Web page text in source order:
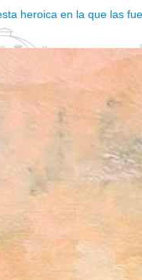
heroica en la que las